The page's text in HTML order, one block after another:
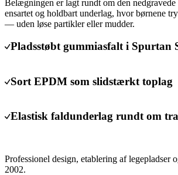
Belægningen er lagt rundt om den
ensartet og holdbart underlag, hvor børnene
— uden løse partikler eller mudder.
Pladsstøbt gummiasfalt i Spurtan
Sort EPDM som slidstærkt toplag
Elastisk faldunderlag rundt om
Professionel design, etablering af legepladser
2002.